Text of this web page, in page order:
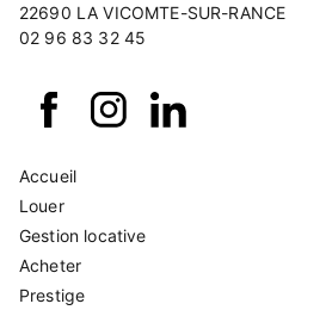
22690 LA VICOMTE-SUR-RANCE
02 96 83 32 45
Accueil
Louer
Gestion locative
Acheter
Prestige